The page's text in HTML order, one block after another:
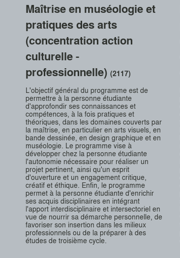
Maîtrise en muséologie et
pratiques des arts
(concentration action
culturelle -
professionnelle) (2117)
L'objectif général du programme est de
permettre à la personne étudiante
d'approfondir ses connaissances et
compétences, à la fois pratiques et
théoriques, dans les domaines couverts par
la maîtrise, en particulier en arts visuels, en
bande dessinée, en design graphique et en
muséologie. Le programme vise à
développer chez la personne étudiante
l'autonomie nécessaire pour réaliser un
projet pertinent, ainsi qu'un esprit
d'ouverture et un engagement critique,
créatif et éthique. Enfin, le programme
permet à la personne étudiante d'enrichir
ses acquis disciplinaires en intégrant
l'apport interdisciplinaire et intersectoriel en
vue de nourrir sa démarche personnelle, de
favoriser son insertion dans les milieux
professionnels ou de la préparer à des
études de troisième cycle.